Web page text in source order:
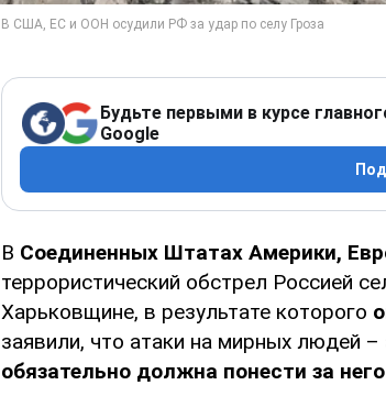
Будьте первыми в курсе
Google
В Соединенных Штатах Америки,
террористический обстрел Россией
Харьковщине, в результате которого
заявили, что атаки на мирных людей –
обязательно должна понести за